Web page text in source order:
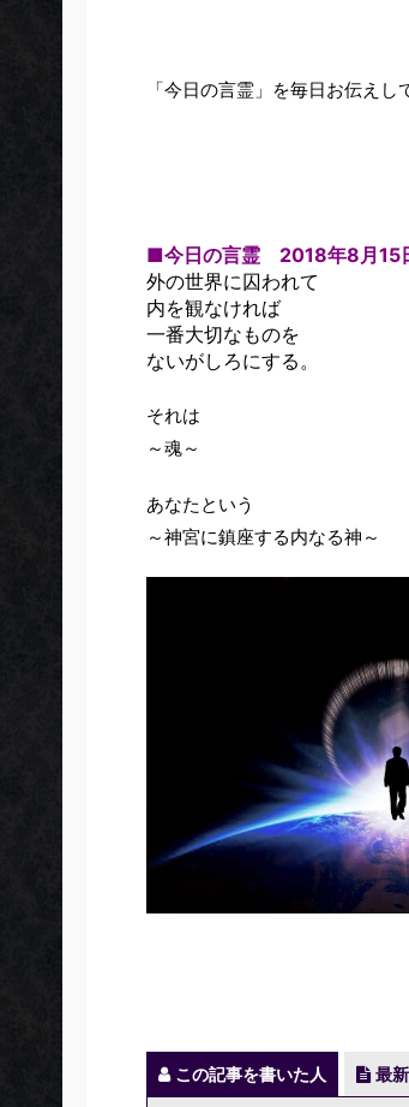
「今日の言霊」を毎日お伝えし
■今日の言霊 2018年8月15
外の世界に囚われて
内を観なければ
一番大切なものを
ないがしろにする。
それは
～魂～
あなたという
～神宮に鎮座する内なる神～
この記事を書いた人 最